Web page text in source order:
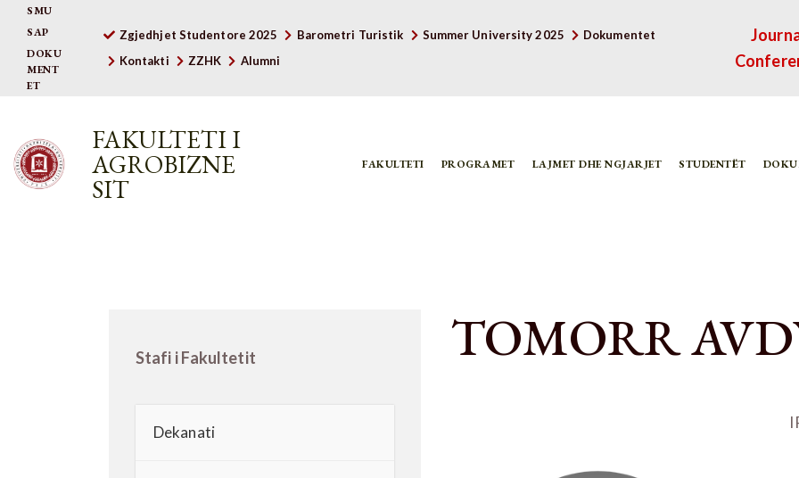
SMU
SAP
DOKU
MENT
ET
Zgjedhjet Studentore 2025 Barometri Turistik Summer University 2025
Dokumentet
Kontakti
ZZHK Alumni
FAKULTETI I
AGROBIZNE
SIT
FAKULTETI PROGRAMET LAJMET DHE NGJARJET STUDENTËT
TOMORR
Stafi i Fakultetit
Dekanati